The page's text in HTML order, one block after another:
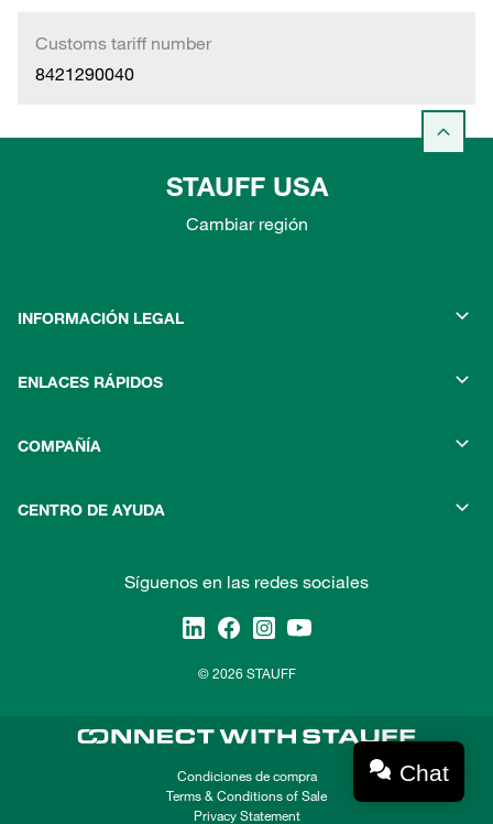
Customs tariff number
8421290040
STAUFF USA
Cambiar región
INFORMACIÓN LEGAL
ENLACES RÁPIDOS
COMPAÑÍA
CENTRO DE AYUDA
Síguenos en las redes sociales
© 2026 STAUFF
Condiciones de compra
Terms & Conditions of Sale
Privacy Statement
Chat